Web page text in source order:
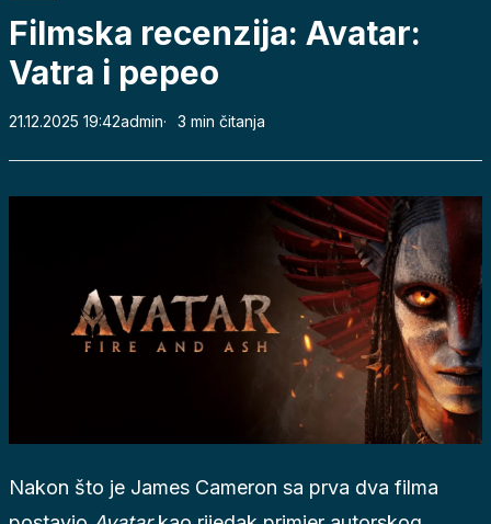
Filmska recenzija: Avatar:
Vatra i pepeo
21.12.2025 19:42admin 3 min čitanja
Nakon što je James Cameron sa prva dva filma